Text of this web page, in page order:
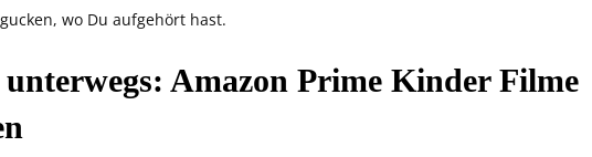
wo Du aufgehört hast.
Amazon Prime Kinder Filme